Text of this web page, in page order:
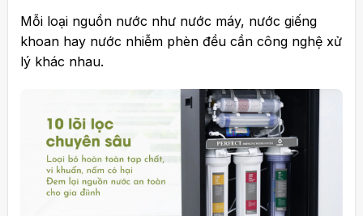
Mỗi loại nguồn nước như nước máy, nước giếng
khoan hay nước nhiễm phèn đều cần công nghệ xử
lý khác nhau.